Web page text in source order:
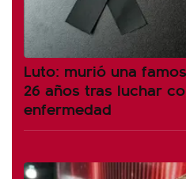
Luto: murió una
26 años tras luchar
enfermedad